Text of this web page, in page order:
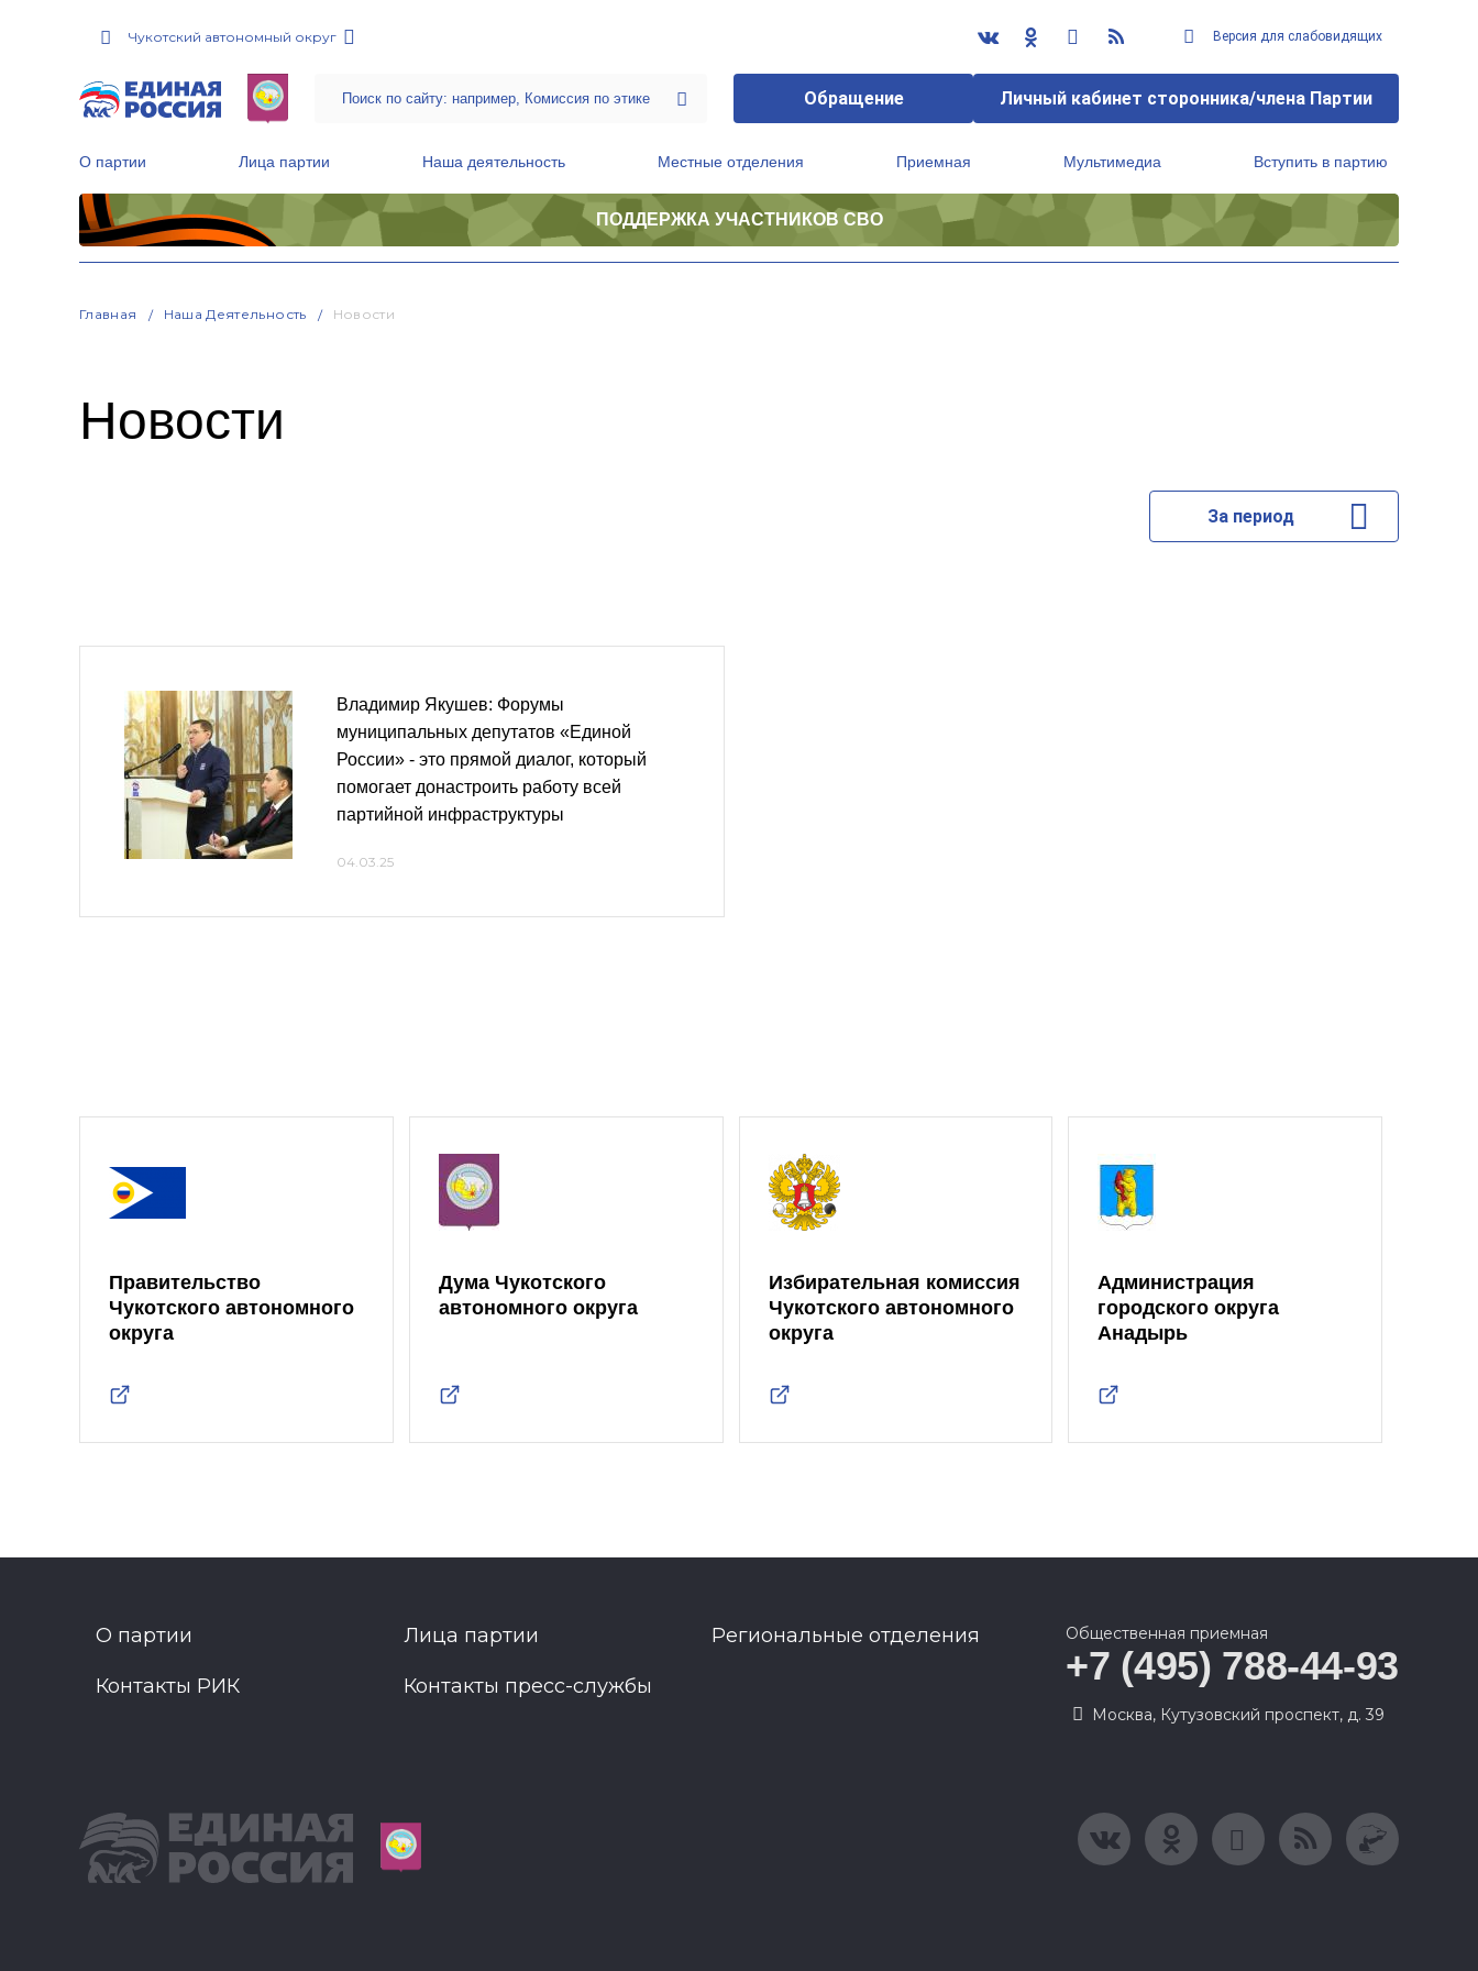
Чукотский автономный округ Версия для слабовидящих
Обращение Личный кабинет сторонника/члена Партии
О партии Лица партии Наша деятельность Местные отделения Приемная Мультимедиа Вступить в партию
ПОДДЕРЖКА УЧАСТНИКОВ СВО
Главная Наша Деятельность Новости
Новости
За период
Владимир Якушев: Форумы
муниципальных депутатов «Единой
России» - это прямой диалог, который
помогает донастроить работу всей
партийной инфраструктуры
04.03.25
Правительство
Чукотского автономного
округа
Дума Чукотского
автономного округа
Избирательная комиссия
Чукотского автономного
округа
Администрация
городского округа
Анадырь
О партии Лица партии Региональные отделения
Контакты РИК Контакты пресс-службы
Общественная приемная
+7 (495) 788-44-93
Москва, Кутузовский проспект, д. 39